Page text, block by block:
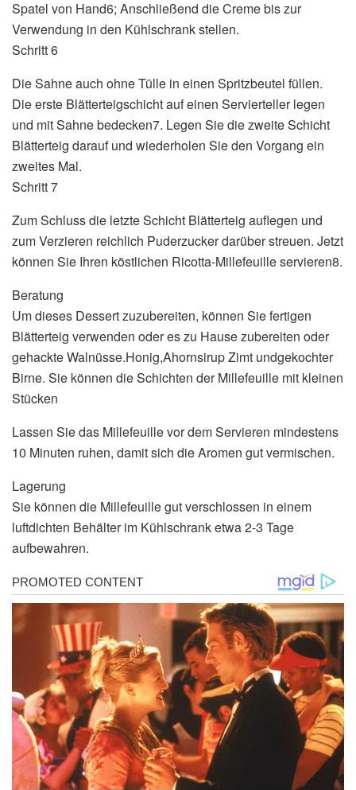
Spatel von Hand6; Anschließend die Creme bis zur
Verwendung in den Kühlschrank stellen.
Schritt 6
Die Sahne auch ohne Tülle in einen Spritzbeutel füllen.
Die erste Blätterteigschicht auf einen Servierteller legen
und mit Sahne bedecken7. Legen Sie die zweite Schicht
Blätterteig darauf und wiederholen Sie den Vorgang ein
zweites Mal.
Schritt 7
Zum Schluss die letzte Schicht Blätterteig auflegen und
zum Verzieren reichlich Puderzucker darüber streuen. Jetzt
können Sie Ihren köstlichen Ricotta-Millefeuille servieren8.
Beratung
Um dieses Dessert zuzubereiten, können Sie fertigen
Blätterteig verwenden oder es zu Hause zubereiten oder
gehackte Walnüsse.Honig,Ahornsirup Zimt undgekochter
Birne. Sie können die Schichten der Millefeuille mit kleinen
Stücken
Lassen Sie das Millefeuille vor dem Servieren mindestens
10 Minuten ruhen, damit sich die Aromen gut vermischen.
Lagerung
Sie können die Millefeuille gut verschlossen in einem
luftdichten Behälter im Kühlschrank etwa 2-3 Tage
aufbewahren.